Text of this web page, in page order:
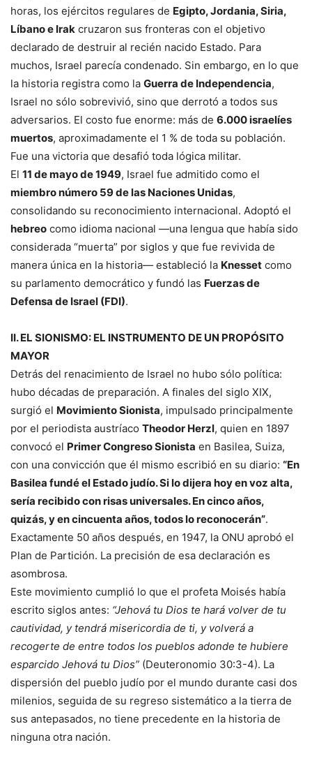
horas, los ejércitos regulares de Egipto, Jordania, Siria,
Líbano e Irak cruzaron sus fronteras con el objetivo
declarado de destruir al recién nacido Estado. Para
muchos, Israel parecía condenado. Sin embargo, en lo que
la historia registra como la Guerra de Independencia,
Israel no sólo sobrevivió, sino que derrotó a todos sus
adversarios. El costo fue enorme: más de 6.000 israelíes
muertos, aproximadamente el 1 % de toda su población.
Fue una victoria que desafió toda lógica militar.
El 11 de mayo de 1949, Israel fue admitido como el
miembro número 59 de las Naciones Unidas,
consolidando su reconocimiento internacional. Adoptó el
hebreo como idioma nacional —una lengua que había sido
considerada “muerta” por siglos y que fue revivida de
manera única en la historia— estableció la Knesset como
su parlamento democrático y fundó las Fuerzas de
Defensa de Israel (FDI).
II. EL SIONISMO: EL INSTRUMENTO DE UN PROPÓSITO
MAYOR
Detrás del renacimiento de Israel no hubo sólo política:
hubo décadas de preparación. A finales del siglo XIX,
surgió el Movimiento Sionista, impulsado principalmente
por el periodista austríaco Theodor Herzl, quien en 1897
convocó el Primer Congreso Sionista en Basilea, Suiza,
con una convicción que él mismo escribió en su diario: “En
Basilea fundé el Estado judío. Si lo dijera hoy en voz alta,
sería recibido con risas universales. En cinco años,
quizás, y en cincuenta años, todos lo reconocerán”.
Exactamente 50 años después, en 1947, la ONU aprobó el
Plan de Partición. La precisión de esa declaración es
asombrosa.
Este movimiento cumplió lo que el profeta Moisés había
escrito siglos antes: “Jehová tu Dios te hará volver de tu
cautividad, y tendrá misericordia de ti, y volverá a
recogerte de entre todos los pueblos adonde te hubiere
esparcido Jehová tu Dios” (Deuteronomio 30:3-4). La
dispersión del pueblo judío por el mundo durante casi dos
milenios, seguida de su regreso sistemático a la tierra de
sus antepasados, no tiene precedente en la historia de
ninguna otra nación.